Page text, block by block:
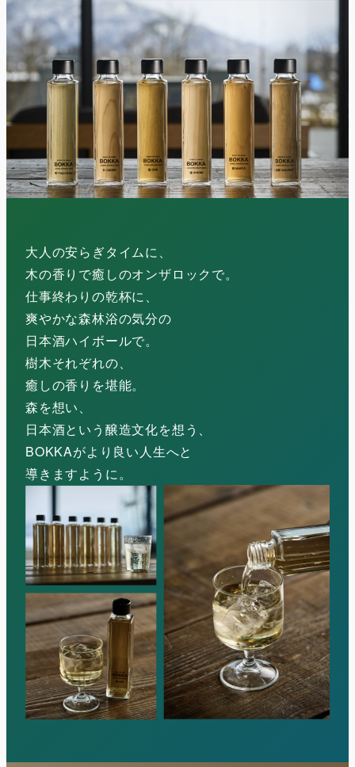
大人の安らぎタイムに、
木の香りで癒しのオンザロックで。
仕事終わりの乾杯に、
爽やかな森林浴の気分の
日本酒ハイボールで。
樹木それぞれの、
癒しの香りを堪能。
森を想い、
日本酒という醸造文化を想う、
BOKKAがより良い人生へと
導きますように。